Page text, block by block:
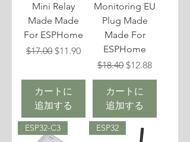
Mini Relay
Made Made
For ESPHome
通常価格
$17.00 セール価格
$11.90
カートに
追加する
Monitoring EU
Plug Made
Made For
ESPHome
通常価格
$18.40 セール価格
$12.88
カートに
追加する
ESP32-C3 ESP32